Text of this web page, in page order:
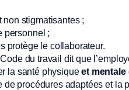
non stigmatisantes ;
personnel ;
protège le collaborateur.
du travail dit que
la santé physiqueet mentale
procédures adaptées et la